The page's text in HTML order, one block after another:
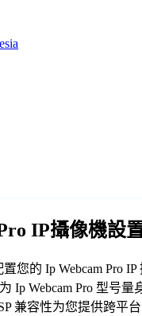
IP攝像機設
您的 Ip Webcam Pro
Ip Webcam Pro 型号量
兼容性为您提供跨平